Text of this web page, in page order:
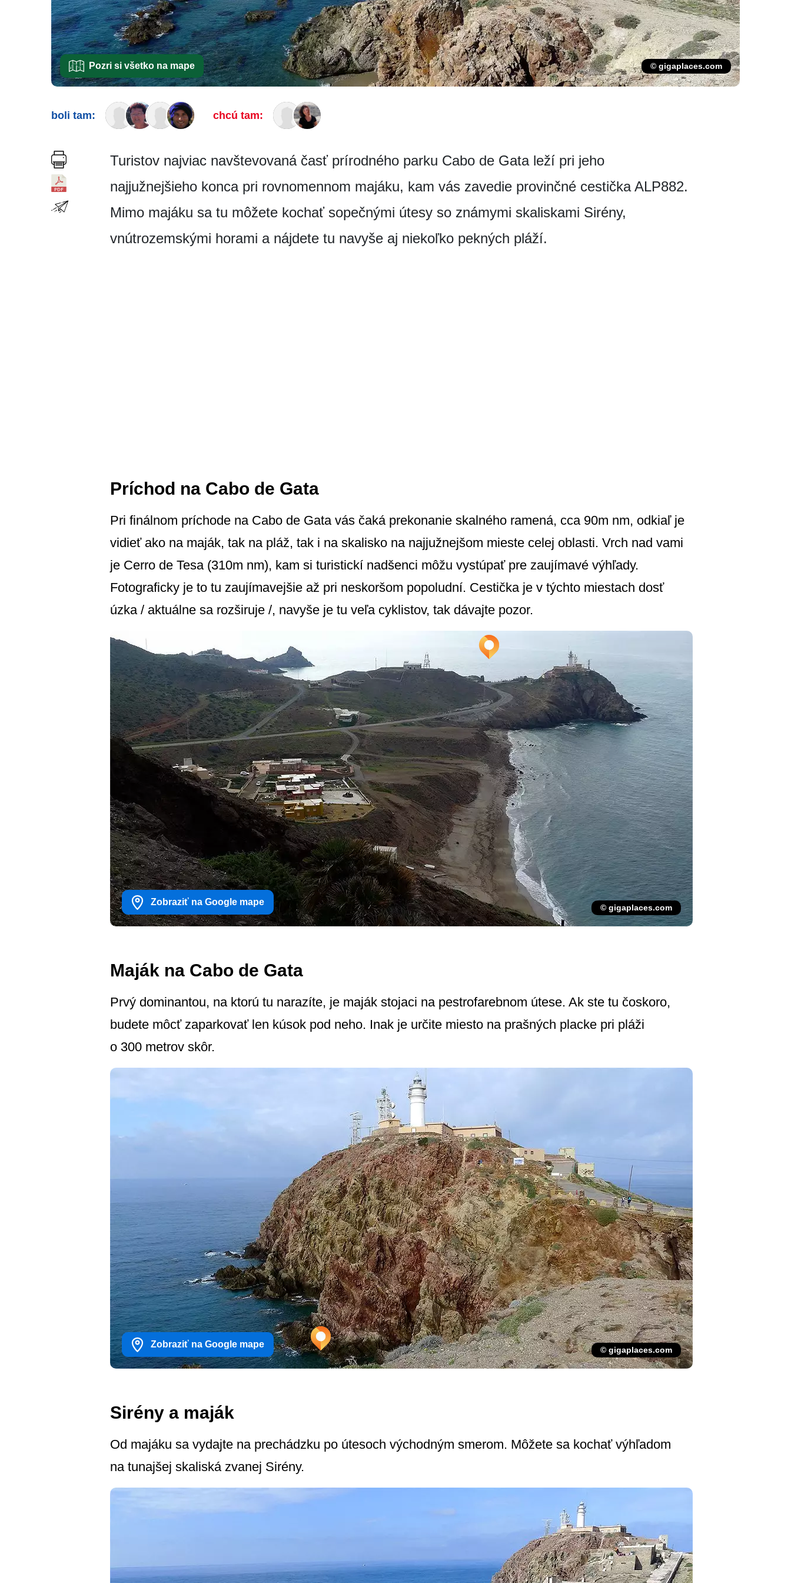
Pozri si všetko na mape © gigaplaces.com
boli tam: chcú tam:
Turistov najviac navštevovaná časť prírodného parku Cabo de Gata leží pri jeho
najjužnejšieho konca pri rovnomennom majáku, kam vás zavedie provinčné cestička ALP882.
Mimo majáku sa tu môžete kochať sopečnými útesy so známymi skaliskami Sirény,
vnútrozemskými horami a nájdete tu navyše aj niekoľko pekných pláží.
Príchod na Cabo de Gata
Pri finálnom príchode na Cabo de Gata vás čaká prekonanie skalného ramená, cca 90m nm, odkiaľ je
vidieť ako na maják, tak na pláž, tak i na skalisko na najjužnejšom mieste celej oblasti. Vrch nad vami
je Cerro de Tesa (310m nm), kam si turistickí nadšenci môžu vystúpať pre zaujímavé výhľady.
Fotograficky je to tu zaujímavejšie až pri neskoršom popoludní. Cestička je v týchto miestach dosť
úzka / aktuálne sa rozširuje /, navyše je tu veľa cyklistov, tak dávajte pozor.
Zobraziť na Google mape
© gigaplaces.com
Maják na Cabo de Gata
Prvý dominantou, na ktorú tu narazíte, je maják stojaci na pestrofarebnom útese. Ak ste tu čoskoro,
budete môcť zaparkovať len kúsok pod neho. Inak je určite miesto na prašných placke pri pláži
o 300 metrov skôr.
Zobraziť na Google mape
© gigaplaces.com
Sirény a maják
Od majáku sa vydajte na prechádzku po útesoch východným smerom. Môžete sa kochať výhľadom
na tunajšej skaliská zvanej Sirény.